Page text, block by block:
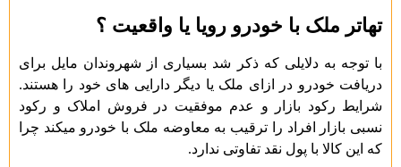
تهاتر ملک با خودرو رویا یا واقعیت ؟
با توجه به دلایلی که ذکر شد بسیاری از شهروندان مایل برای
دریافت خودرو در ازای ملک یا دیگر دارایی های خود را هستند.
شرایط رکود بازار و عدم موفقیت در فروش املاک و رکود
نسبی بازار افراد را ترقیب به معاوضه ملک با خودرو میکند چرا
که این کالا با پول نقد تفاوتی ندارد.